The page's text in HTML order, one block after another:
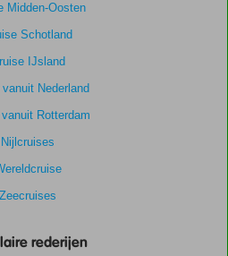
Midden-Oosten
Schotland
IJsland
Nederland
Rotterdam
Nijlcruises
Zeecruises
rederijen